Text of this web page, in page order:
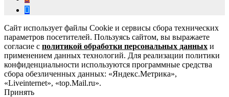
Сайт использует файлы Cookie и сервисы сбора технических
параметров посетителей. Пользуясь сайтом, вы выражаете
согласие с политикой обработки персональных данных и
применением данных технологий. Для реализации политики
конфиденциальности используются программные средства
сбора обезличенных данных: «Яндекс.Метрика»,
«Liveinternet», «top.Mail.ru».
Принять